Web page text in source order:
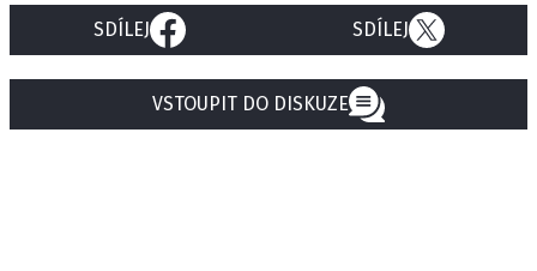
SDÍLEJ SDÍLEJ
VSTOUPIT DO DISKUZE